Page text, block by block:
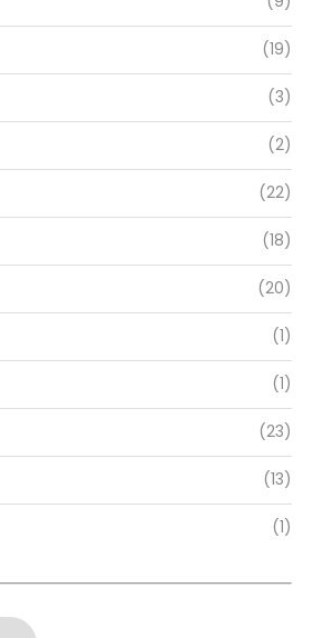
(19)
(3)
(2)
(22)
(18)
(20)
(1)
(1)
(23)
(13)
(1)